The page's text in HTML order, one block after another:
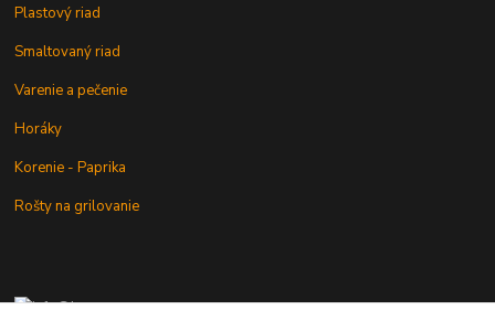
Plastový riad
Smaltovaný riad
Varenie a pečenie
Horáky
Korenie - Paprika
Rošty na grilovanie